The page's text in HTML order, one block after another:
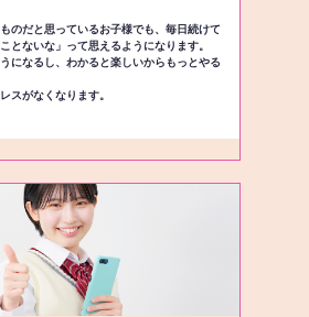
のだと思っているお子様でも、毎日続けて
とないな」って思えるようになります。
になるし、わかると楽しいからもっとやる
スがなくなります。